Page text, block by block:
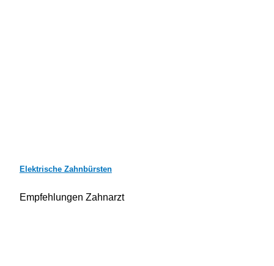
Elektrische Zahnbürsten
Empfehlungen Zahnarzt